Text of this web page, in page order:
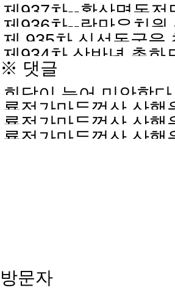
제937차--황산명동전
제936차--랑만유치
제 935차 신선동굴을
제934차 상반년 총화
※ 댓글
회답이 늦어 미안합
요.대포산가는길따
룡정가마두껑산 산
상세하게 알려주시면
룡정가마두껑산 산
상세하게 알려주시
룡정가마두껑산 산
상세하게 알려주시
방문자